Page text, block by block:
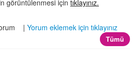
görüntülenmesi için tıklayınız.
| Yorum eklemek için tıklayınız
Tümü